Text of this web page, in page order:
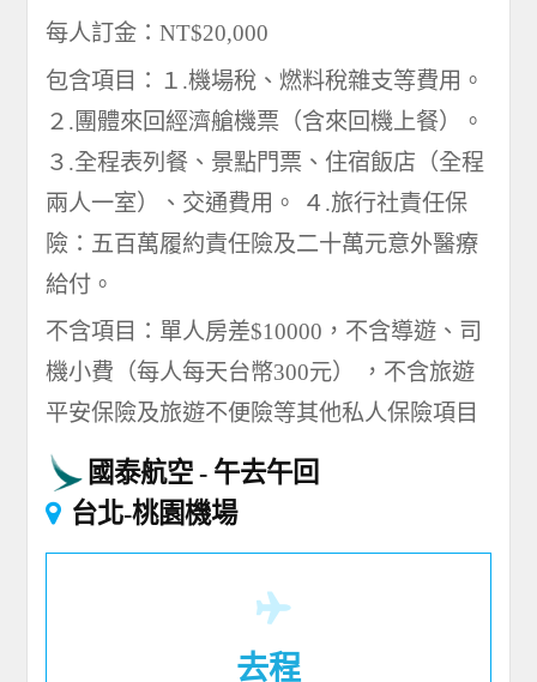
每人訂金：NT$20,000
包含項目：１.機場稅、燃料稅雜支等費用。
２.團體來回經濟艙機票（含來回機上餐）。
３.全程表列餐、景點門票、住宿飯店（全程
兩人一室）、交通費用。 ４.旅行社責任保
險：五百萬履約責任險及二十萬元意外醫療
給付。
不含項目：單人房差$10000，不含導遊、司
機小費（每人每天台幣300元） ，不含旅遊
平安保險及旅遊不便險等其他私人保險項目
國泰航空
午去午回
台北-桃園機場
去程